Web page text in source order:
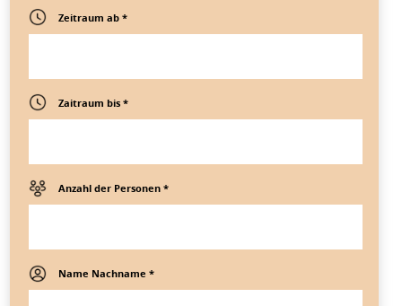
Zeitraum ab *
Zaitraum bis *
Anzahl der Personen *
Name Nachname *